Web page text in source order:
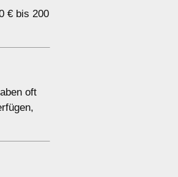
€ bis 200
oft